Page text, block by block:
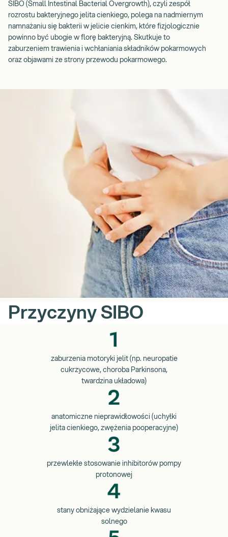
SIBO (Small Intestinal Bacterial Overgrowth), czyli zespół
rozrostu bakteryjnego jelita cienkiego, polega na nadmiernym
namnażaniu się bakterii w jelicie cienkim, które fizjologicznie
powinno być ubogie w florę bakteryjną. Skutkuje to
zaburzeniem trawienia i wchłaniania składników pokarmowych
oraz objawami ze strony przewodu pokarmowego.
Przyczyny SIBO
zaburzenia motoryki jelit (np. neuropatie
cukrzycowe, choroba Parkinsona,
twardzina układowa)
anatomiczne nieprawidłowości (uchyłki
jelita cienkiego, zwężenia pooperacyjne)
przewlekłe stosowanie inhibitorów pompy
protonowej
stany obniżające wydzielanie kwasu
solnego